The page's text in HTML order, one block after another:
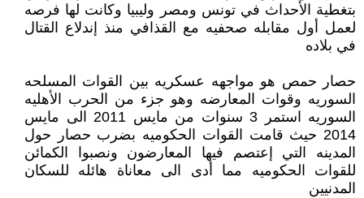
بتغطية الأحداث في تونس ومصر وليبيا وكانت لها فرصه
لعمل أول مقابله صحفيه مع القذافي منذ إندلاع القتال
في بلاده
حصار حمص هو مواجهه عسكريه بين القوات المسلحه
السوريه وقوات المعارضه وهو جزء من الحرب الأهليه
السوريه استمر 3 سنوات من مايس 2011 الى مايس
2014 حيث قامت القوات الحكوميه بضرب حصار حول
المدينه التي إعتصم فيها المعارضون ونصبوا الكمائن
للقوات الحكوميه مما أدى الى معاناة هائله للسكان
المدنيين